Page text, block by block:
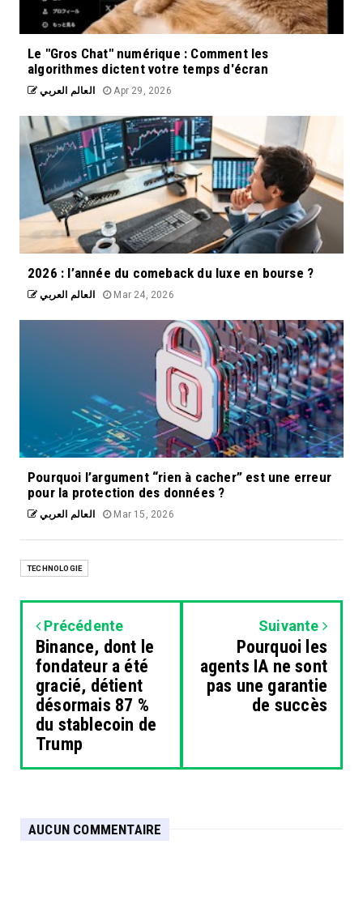
Le "Gros Chat" numérique : Comment les
algorithmes dictent votre temps d'écran
العالم العربي Apr 29, 2026
2026 : l’année du comeback du luxe en bourse ?
العالم العربي Mar 24, 2026
Pourquoi l’argument “rien à cacher” est une erreur
pour la protection des données ?
العالم العربي Mar 15, 2026
TECHNOLOGIE
Précédente
Binance, dont le
fondateur a été
gracié, détient
désormais 87 %
du stablecoin de
Trump
Suivante
Pourquoi les
agents IA ne sont
pas une garantie
de succès
AUCUN COMMENTAIRE